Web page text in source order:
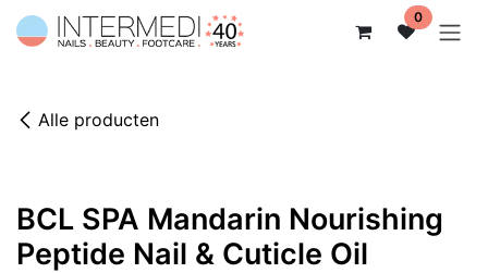
Overslaan naar inhoud 0
Alle producten
BCL SPA Mandarin Nourishing
Peptide Nail & Cuticle Oil